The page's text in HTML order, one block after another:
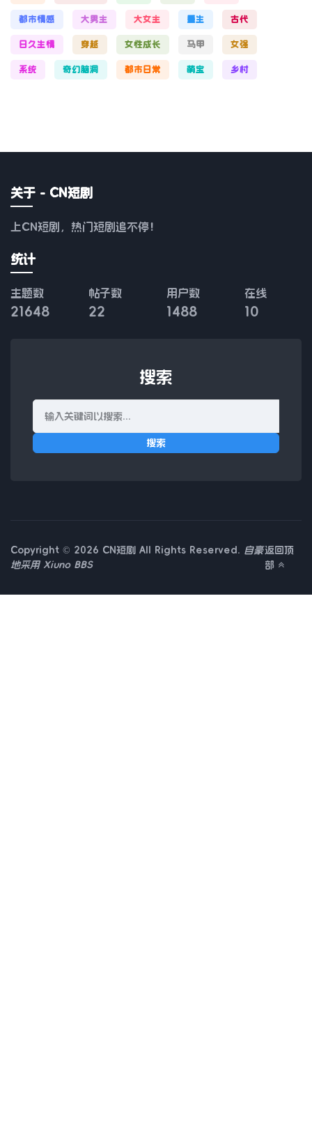
都市情感 大男主 大女主 重生 古代
日久生情 穿越 女性成长 马甲 女强
系统 奇幻脑洞 都市日常 萌宝 乡村
关于 - CN短剧
上CN短剧，热门短剧追不停！
统计
主题数
21648
帖子数
22
用户数
1488
在线
10
搜索
搜索
Copyright © 2026 CN短剧 All Rights Reserved. 自豪
地采用 Xiuno BBS
返回顶
部